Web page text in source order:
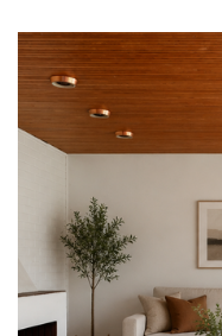
Opiskelu on Mialle
pätevyys ja
tutkinnossa, jotta
ajankohtaisinta
Lämmin ja helposti
myyntiprosessista
silmänsä avulla
Hirvensalossa